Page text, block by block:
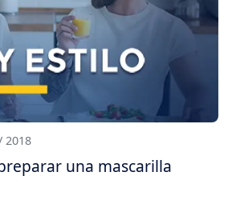
2018
una mascarilla